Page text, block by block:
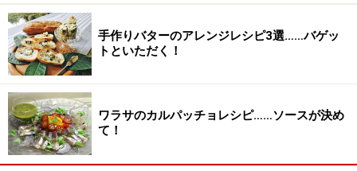
手作りバターのアレンジレシピ3選……バゲッ
トといただく！
ワラサのカルパッチョレシピ……ソースが決め
て！